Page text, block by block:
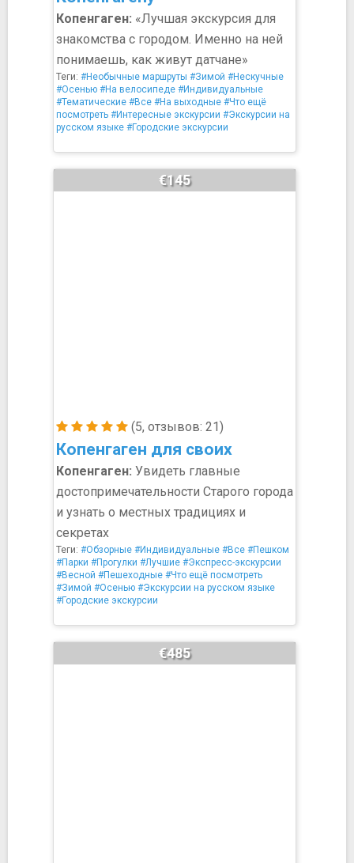
Копенгаген: «Лучшая экскурсия для
знакомства с городом. Именно на ней
понимаешь, как живут датчане»
Теги: #Необычные маршруты #Зимой #Нескучные
#Осенью #На велосипеде #Индивидуальные
#Тематические #Все #На выходные #Что ещё
посмотреть #Интересные экскурсии #Экскурсии на
русском языке #Городские экскурсии
(5, отзывов: 21)
Копенгаген для своих
€145
Копенгаген: Увидеть главные
достопримечательности Старого города
и узнать о местных традициях и
секретах
Теги: #Обзорные #Индивидуальные #Все #Пешком
#Парки #Прогулки #Лучшие #Экспресс-экскурсии
#Весной #Пешеходные #Что ещё посмотреть
#Зимой #Осенью #Экскурсии на русском языке
#Городские экскурсии
€485